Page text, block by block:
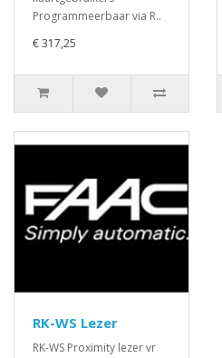
Programmeerbaar via R..
€ 317,25
RK-WS Lezer
RK-WS Proximity lezer vr